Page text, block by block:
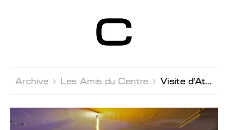
Contemporain
Genève
Archive  Les Amis du Centre  Visite d'Atelier